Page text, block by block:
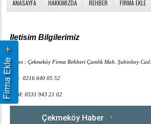
ANASAYFA HAKKIMIZDA REHBER FİRMA EKLE
Iletisim Bilgilerimiz
Adres : Çekmeköy Firma Rehberi Çamlik Mah. Şahinbey Cad.
Tel : 0216 640 05 52
GSM: 0531 943 21 02